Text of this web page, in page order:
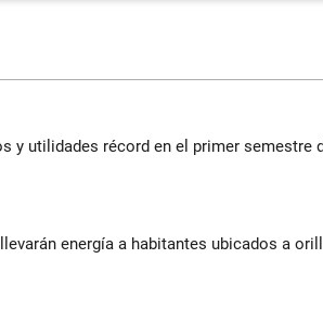
y utilidades récord en el primer semestre
energía a habitantes ubicados a